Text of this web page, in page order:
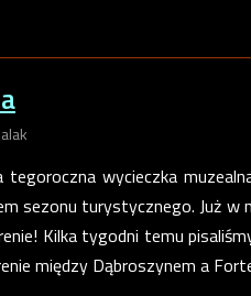
tegoroczna wycieczka
sezonu turystycznego. Już w
Kilka tygodni temu
między Dąbroszynem a